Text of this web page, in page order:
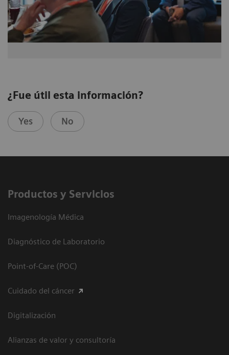
¿Fue útil esta información?
Yes No
Productos y Servicios
Imagenología Médica
Diagnóstico de Laboratorio
Point-of-Care (POC)
Cuidado del cáncer
Digitalización
Alianzas de valor y consultoría